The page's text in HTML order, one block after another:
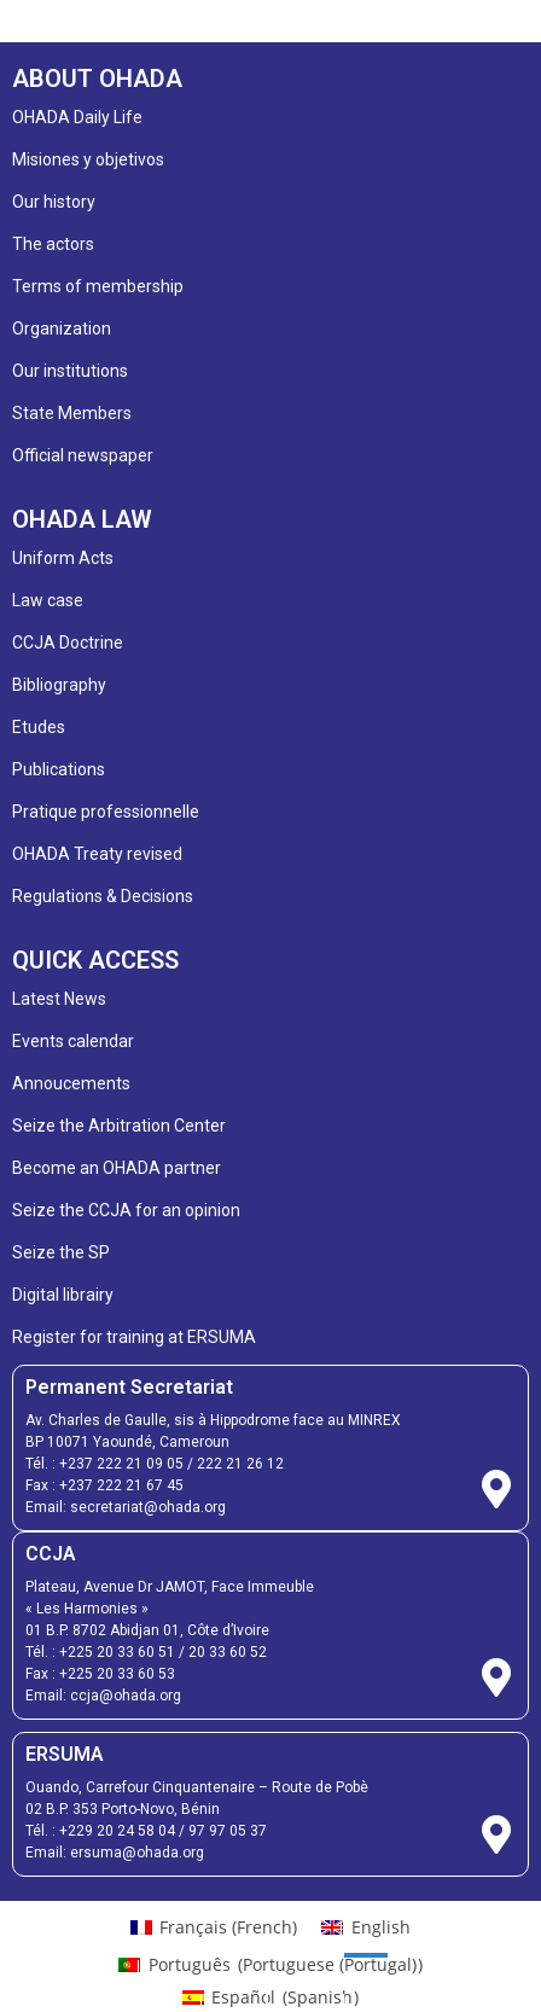
ABOUT OHADA
OHADA Daily Life
Misiones y objetivos
Our history
The actors
Terms of membership
Organization
Our institutions
State Members
Official newspaper
OHADA LAW
Uniform Acts
Law case
CCJA Doctrine
Bibliography
Etudes
Publications
Pratique professionnelle
OHADA Treaty revised
Regulations & Decisions
QUICK ACCESS
Latest News
Events calendar
Annoucements
Seize the Arbitration Center
Become an OHADA partner
Seize the CCJA for an opinion
Seize the SP
Digital librairy
Register for training at ERSUMA
Permanent Secretariat
Av. Charles de Gaulle, sis à Hippodrome face au MINREX
BP 10071 Yaoundé, Cameroun
Tél. : +237 222 21 09 05 / 222 21 26 12
Fax : +237 222 21 67 45
Email: secretariat@ohada.org
CCJA
Plateau, Avenue Dr JAMOT, Face Immeuble
« Les Harmonies »
01 B.P. 8702 Abidjan 01, Côte d’Ivoire
Tél. : +225 20 33 60 51 / 20 33 60 52
Fax : +225 20 33 60 53
Email: ccja@ohada.org
ERSUMA
Ouando, Carrefour Cinquantenaire – Route de Pobè
02 B.P. 353 Porto-Novo, Bénin
Tél. : +229 20 24 58 04/ 97 97 05 37
Email: ersuma@ohada.org
Français (French)
English
Português (Portuguese (Portugal))
Español (Spanish)